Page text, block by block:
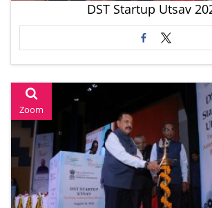
DST Startup Utsav
Zoom